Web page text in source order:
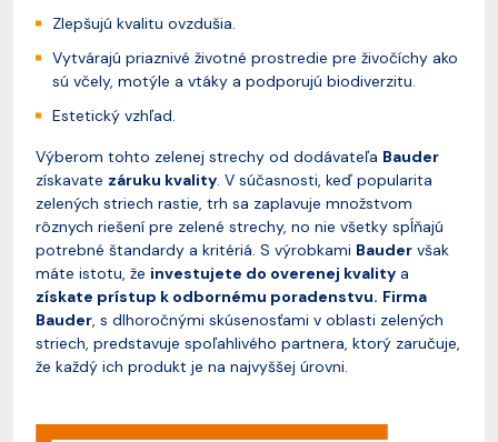
Zlepšujú kvalitu ovzdušia.
Vytvárajú priaznivé životné prostredie pre živočíchy ako
sú včely, motýle a vtáky a podporujú biodiverzitu.
Estetický vzhľad.
Výberom tohto zelenej strechy od dodávateľa Bauder
získavate záruku kvality. V súčasnosti, keď popularita
zelených striech rastie, trh sa zaplavuje množstvom
rôznych riešení pre zelené strechy, no nie všetky spĺňajú
potrebné štandardy a kritériá. S výrobkami Bauder však
máte istotu, že investujete do overenej kvality a
získate prístup k odbornému poradenstvu. Firma
Bauder, s dlhoročnými skúsenosťami v oblasti zelených
striech, predstavuje spoľahlivého partnera, ktorý zaručuje,
že každý ich produkt je na najvyššej úrovni.